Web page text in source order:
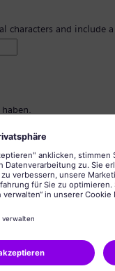
characters and include
Wörter enthalten.
*